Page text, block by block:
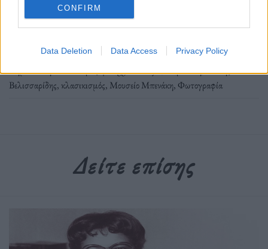
CONFIRM
Data Deletion Data Access Privacy Policy
Διαβάστε περισσότερα
Δημοσιεύθηκε σεΙστορίες|TaggedNelly’s,Ακροπολη,Γιάννης
Βελισσαρίδης,κλασικισμός, Μουσείο Μπενάκη, Φωτογραφία
Δείτε επίσης